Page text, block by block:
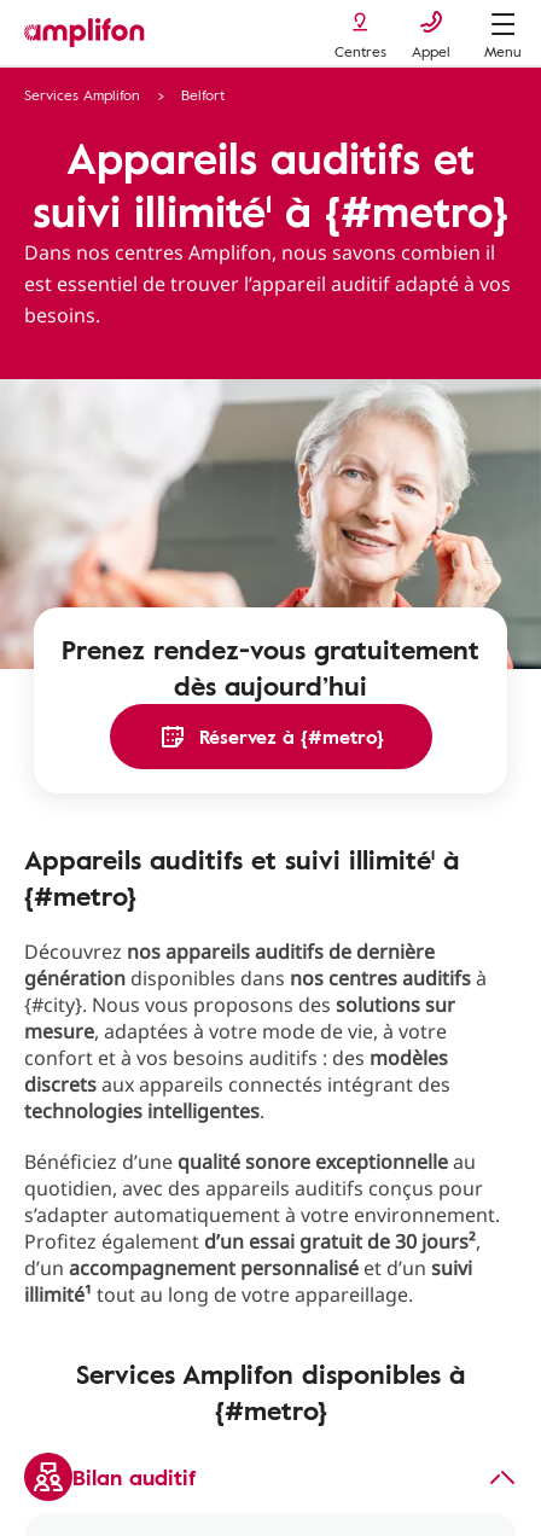
Centres Appel
Menu
Services Amplifon
Belfort
Appareils auditifs et
suivi illimité¹ à {#metro}
Dans nos centres Amplifon, nous savons combien il
est essentiel de trouver l’appareil auditif adapté à vos
besoins.
Prenez rendez-vous gratuitement
dès aujourd’hui
Réservez à {#metro}
Appareils auditifs et suivi illimité¹ à
{#metro}
Découvrez nos appareils auditifs de dernière
génération disponibles dans nos centres auditifsà
{#city}. Nous vous proposons des solutions sur
mesure, adaptées à votre mode de vie, à votre
confort et à vos besoins auditifs : des modèles
discretsaux appareils connectés intégrant des
technologies intelligentes.
Bénéficiez d’une qualité sonore exceptionnelleau
quotidien, avec des appareils auditifs conçus pour
s’adapter automatiquement à votre environnement.
Profitez également d’un essai gratuit de 30 jours²,
d’un accompagnement personnalisé et d’un suivi
illimité¹ tout au long de votre appareillage.
Services Amplifon disponibles à
{#metro}
Bilan auditif